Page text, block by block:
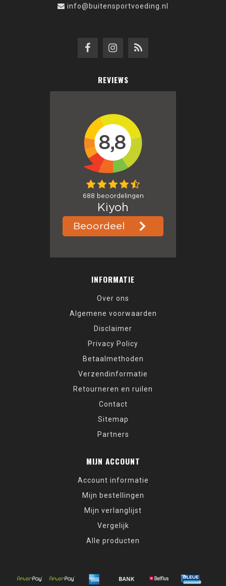
info@buitensportvoeding.nl
REVIEWS
INFORMATIE
Over ons
Algemene voorwaarden
Disclaimer
Privacy Policy
Betaalmethoden
Verzendinformatie
Retourneren en ruilen
Contact
Sitemap
Partners
MIJN ACCOUNT
Account informatie
Mijn bestellingen
Mijn verlanglijst
Vergelijk
Alle producten